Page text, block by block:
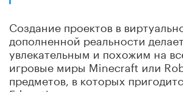
Создание проектов в
дополненной реальности
увлекательным и похожим на
игровые миры Minecraft или
предметов, в которых